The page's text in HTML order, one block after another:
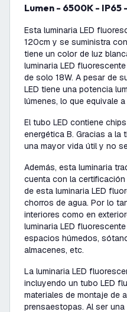
Lumen - 6500K - IP65
Esta luminaria LED
120cm y se suministra
tiene un color de luz
luminaria LED
de solo 18W. A pesar de
LED tiene una potencia
lúmenes, lo que equivale a
El tubo LED contiene
energética B. Gracias a la
una mayor vida útil y no
Además, esta luminaria
cuenta con la
de esta luminaria LED
chorros de agua. Por lo
interiores como en
luminaria LED
espacios húmedos,
almacenes, etc.
La luminaria LED
incluyendo un tubo LED
materiales de montaje de
prensaestopas. Al ser